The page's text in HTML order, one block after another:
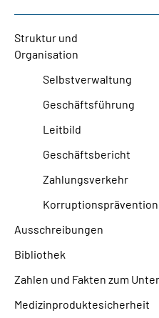
Struktur und
Organisation
Selbstverwaltung
Geschäftsführung
Leitbild
Geschäftsbericht
Zahlungsverkehr
Korruptionsprävention
Ausschreibungen
Bibliothek
Zahlen und Fakten zum
Medizinproduktesicherheit